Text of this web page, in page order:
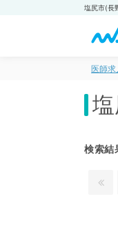
医師求
検索結